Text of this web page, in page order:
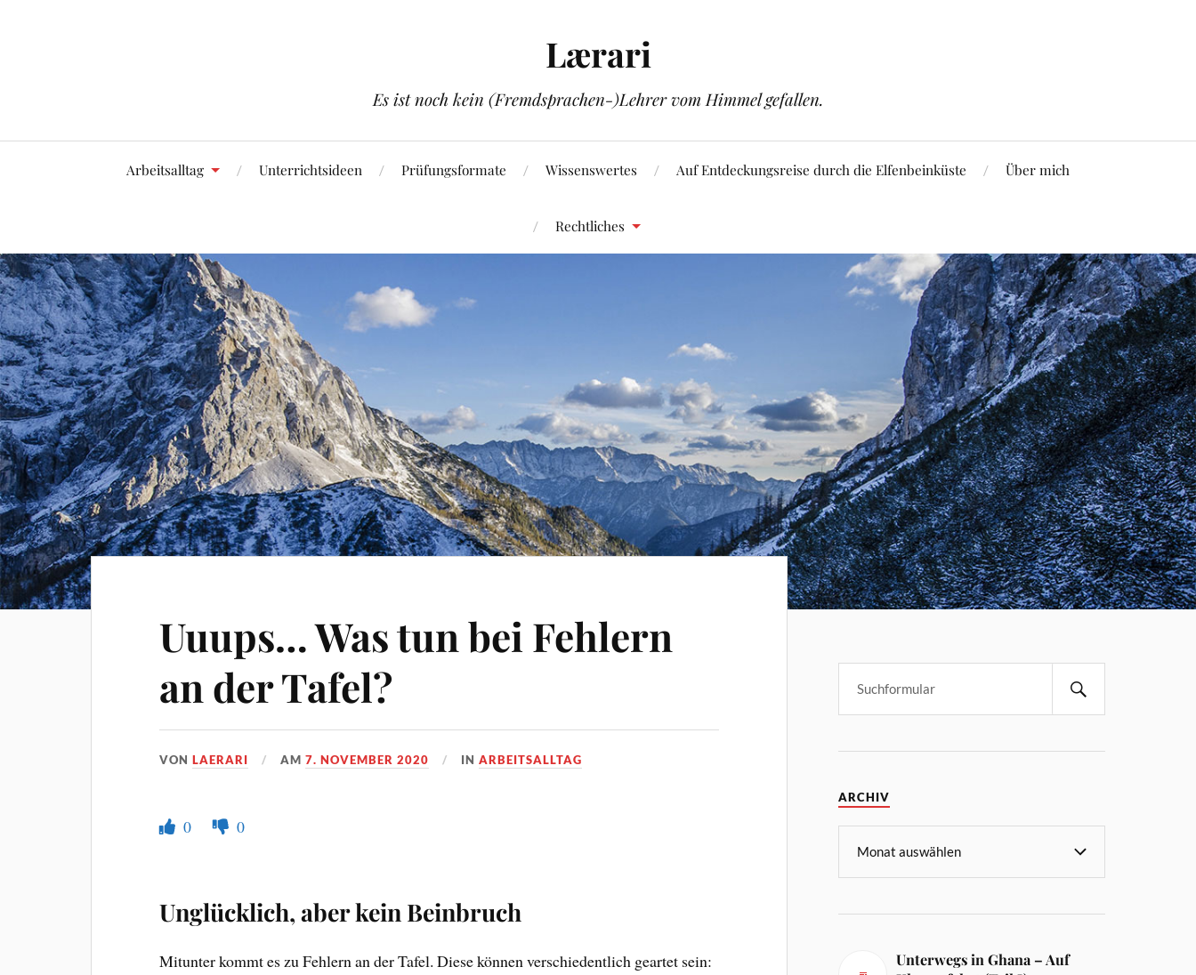
Lærari
Es ist noch kein (Fremdsprachen-)Lehrer vom Himmel gefallen.
Arbeitsalltag Unterrichtsideen Prüfungsformate Wissenswertes Auf Entdeckungsreise durch die Elfenbeinküste Über mich
Rechtliches
Uuups… Was tun bei Fehlern
an der Tafel?
VONLAERARI AM7. NOVEMBER 2020 INARBEITSALLTAG
0 0
Unglücklich, aber kein Beinbruch
Mitunter kommt es zu Fehlern an der Tafel. Diese können verschiedentlich geartet sein:
ARCHIV
Unterwegs in Ghana – Auf